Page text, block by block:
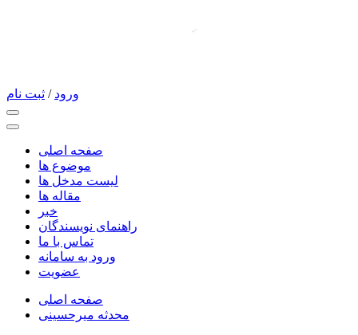
ورود / ثبت نام
صفحه اصلی
موضوع ها
لیست مدخل ها
مقاله ها
خبر
راهنمای نویسندگان
تماس با ما
ورود به سامانه
عضویت
صفحه اصلی
محدثه میرحسینی